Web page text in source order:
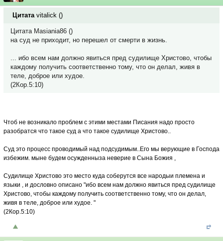
Цитата vitalick ()
Цитата Masiania86 ()
на суд не приходит, но перешел от смерти в жизнь.
... ибо всем нам должно явиться пред судилище Христово, чтобы
каждому получить соответственно тому, что он делал, живя в
теле, доброе или худое.
(2Кор.5:10)
Чтоб не возникало проблем с этими местами Писания надо просто
разобратся что такое суд а что такое судилище Христово..
Суд это процесс проводимый над подсудимым..Его мы верующие в Господа
избежим. мыне будем осужденныза неверие в Сына Божия ,
Судилище Христово это место куда соберутся все народыи племена и
языки , и дословно описано "ибо всем нам должно явиться пред судилище
Христово, чтобы каждому получить соответственно тому, что он делал,
живя в теле, доброе или худое. "
(2Кор.5:10)